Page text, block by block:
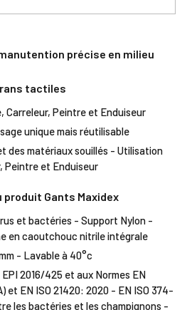
précise en milieu
tactiles
Carreleur, Peintre et Enduiseur
unique mais réutilisable
des matériaux souillés - Utilisation
Peintre et Enduiseur
Gants Maxidex
et bactéries - Support Nylon -
en caoutchouc nitrile intégrale
- Lavable à 40°c
2016/425 et aux Normes EN
et EN ISO 21420: 2020 - EN ISO 374-
les bactéries et les champignons -